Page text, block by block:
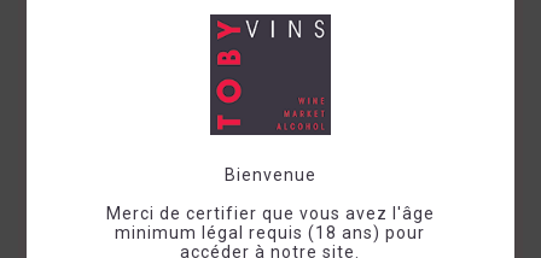
Bienvenue
Merci de certifier que vous avez l'âge
minimum légal requis (18 ans) pour
accéder à notre site.